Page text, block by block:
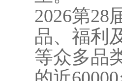
2026第28
品、福利
等众多品